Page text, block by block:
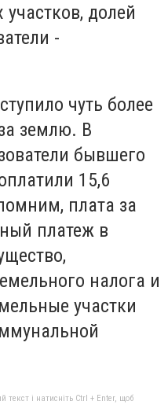
долей
-
чуть более
землю. В
бывшего
15,6
плата за
платеж в
налога и
участки
текст і натисніть Ctrl + Enter, щоб